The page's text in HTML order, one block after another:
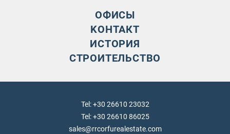
ОФИСЫ
KОНТАКТ
ИСТОРИЯ
СТРОИТЕЛЬСТВО
Tel: +30 26610 23032
Tel: +30 26610 86025
sales@rrcorfurealestate.com